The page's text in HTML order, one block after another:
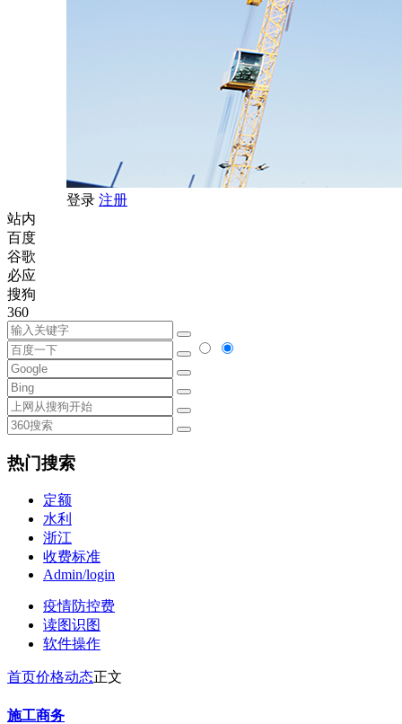
登录 注册
站内
百度
谷歌
必应
搜狗
360
热门搜索
定额
水利
浙江
收费标准
Admin/login
疫情防控费
读图识图
软件操作
首页价格动态正文
施工商务